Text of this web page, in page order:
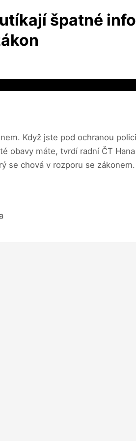
špatné
Když jste pod ochranou
obavy máte, tvrdí radní ČT
se chová v rozporu se